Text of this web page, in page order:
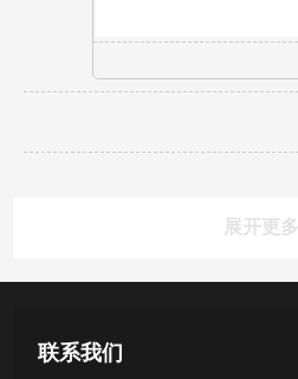
展开更多
联系我们